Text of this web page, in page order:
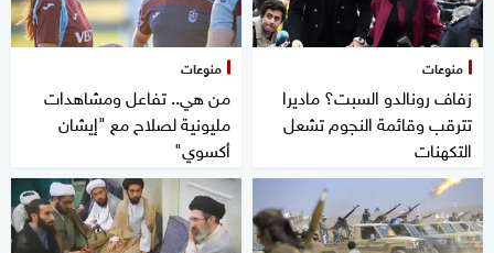
منوعات
زفاف رونالدو السبت؟ ماديرا
تترقب وقائمة النجوم تشعل
التكهنات
منوعات
من هي.. تفاعل ومشاهدات
مليونية لصلاح مع "إيشان
أكسوي"